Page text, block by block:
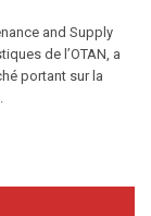
and Supply
de l’OTAN, a
portant sur la